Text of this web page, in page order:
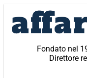
contenuto
Fondato nel
Direttore